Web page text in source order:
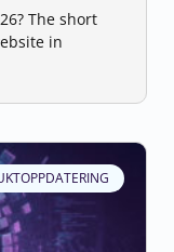
The short
in